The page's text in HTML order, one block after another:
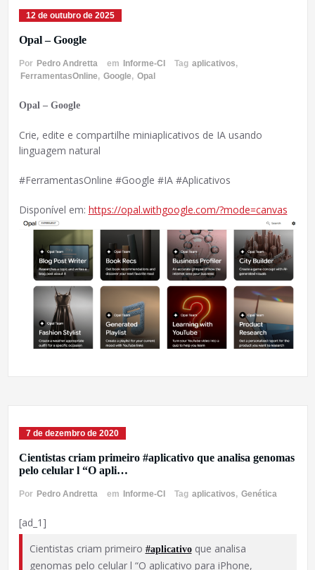
12 de outubro de 2025
Opal – Google
Por Pedro Andretta em Informe-CI Tag aplicativos,
FerramentasOnline, Google, Opal
Opal – Google
Crie, edite e compartilhe miniaplicativos de IA usando
linguagem natural
#FerramentasOnline #Google #IA #Aplicativos
Disponível em: https://opal.withgoogle.com/?mode=canvas
7 de dezembro de 2020
Cientistas criam primeiro #aplicativo que analisa genomas
pelo celular l “O apli…
Por Pedro Andretta em Informe-CI Tag aplicativos, Genética
[ad_1]
Cientistas criam primeiro #aplicativoque analisa
genomas pelo celular l “O aplicativo para iPhone,